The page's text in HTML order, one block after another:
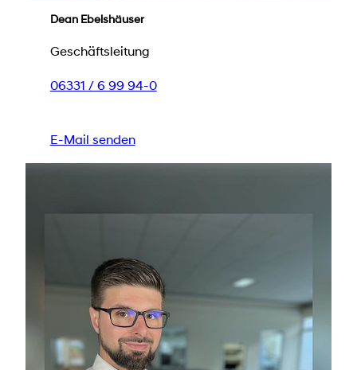
Dean Ebelshäuser
Geschäftsleitung
06331 / 6 99 94-0
E-Mail senden